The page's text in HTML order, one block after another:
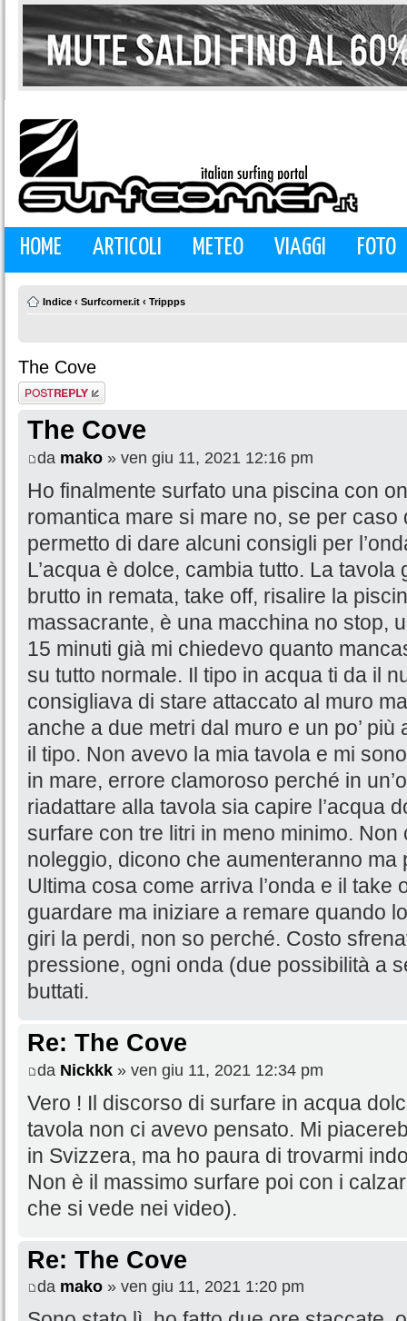
HOME ARTICOLI METEO VIAGGI FOTO
Indice ‹ Surfcorner.it ‹ Trippps
The Cove
Rispondi al
messaggio
The Cove
da mako » ven giu 11, 2021 12:16 pm
Ho finalmente surfato una piscina con
romantica mare si mare no, se per
permetto di dare alcuni consigli per
L’acqua è dolce, cambia tutto. La
brutto in remata, take off, risalire la
massacrante, è una macchina no stop,
15 minuti già mi chiedevo quanto
su tutto normale. Il tipo in acqua ti da il
consigliava di stare attaccato al muro
anche a due metri dal muro e un po’
il tipo. Non avevo la mia tavola e mi
in mare, errore clamoroso perché in
riadattare alla tavola sia capire l’acqua
surfare con tre litri in meno minimo. Non
noleggio, dicono che aumenteranno
Ultima cosa come arriva l’onda e il take
guardare ma iniziare a remare quando
giri la perdi, non so perché. Costo
pressione, ogni onda (due possibilità a
buttati.
Re: The Cove
da Nickkk » ven giu 11, 2021 12:34 pm
Vero ! Il discorso di surfare in acqua
tavola non ci avevo pensato. Mi
in Svizzera, ma ho paura di trovarmi
Non è il massimo surfare poi con i
che si vede nei video).
Re: The Cove
da mako » ven giu 11, 2021 1:20 pm